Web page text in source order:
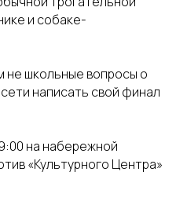
и собаке-
не школьные вопросы о
написать свой финал
на набережной
«Культурного Центра»